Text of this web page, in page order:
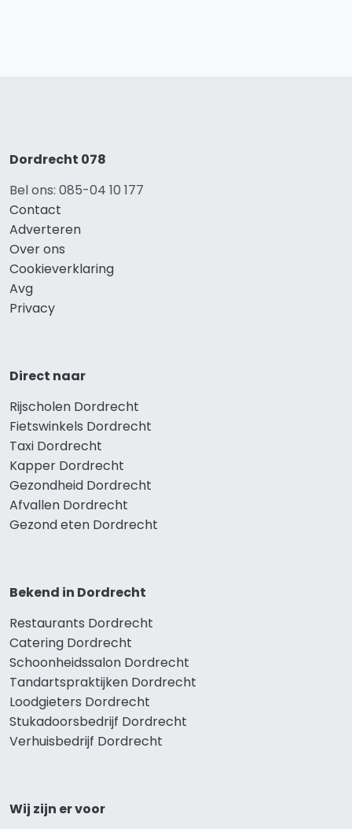
Dordrecht 078
Bel ons: 085-04 10 177
Contact
Adverteren
Over ons
Cookieverklaring
Avg
Privacy
Direct naar
Rijscholen Dordrecht
Fietswinkels Dordrecht
Taxi Dordrecht
Kapper Dordrecht
Gezondheid Dordrecht
Afvallen Dordrecht
Gezond eten Dordrecht
Bekend in Dordrecht
Restaurants Dordrecht
Catering Dordrecht
Schoonheidssalon Dordrecht
Tandartspraktijken Dordrecht
Loodgieters Dordrecht
Stukadoorsbedrijf Dordrecht
Verhuisbedrijf Dordrecht
Wij zijn er voor